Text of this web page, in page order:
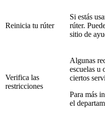
Reinicia tu rúter
Si estás
rúter.
sitio de
Verifica las
restricciones
Algunas
escuelas u
ciertos
Para más
el